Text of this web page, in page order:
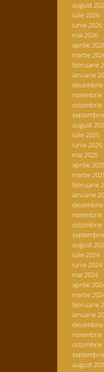
august
iulie 2026
iunie 2026
mai 2026
aprilie
martie
februarie
ianuarie
decembrie
noiembrie
octombrie
august
iulie 2025
iunie 2025
mai 2025
aprilie
martie
februarie
ianuarie
decembrie
noiembrie
octombrie
august
iulie 2024
iunie 2024
mai 2024
aprilie
martie
februarie
ianuarie
decembrie
noiembrie
octombrie
august